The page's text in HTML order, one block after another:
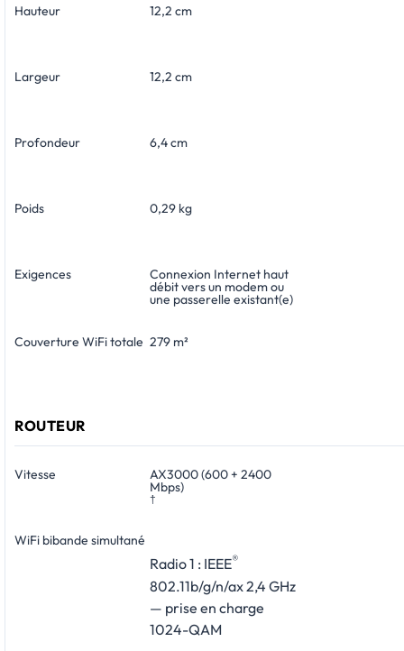
Hauteur 12,2 cm
Largeur 12,2 cm
Profondeur 6,4 cm
Poids 0,29 kg
Exigences Connexion Internet haut
débit vers un modem ou
une passerelle existant(e)
Couverture WiFi totale 279 m²
ROUTEUR
Vitesse AX3000 (600 + 2400
Mbps)
†
WiFi bibande simultané
Radio 1 : IEEE®
802.11b/g/n/ax 2,4 GHz
— prise en charge
1024-QAM